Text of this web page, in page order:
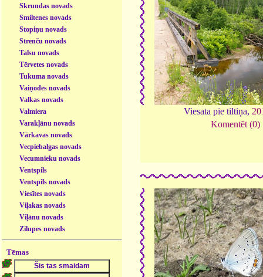
Skrundas novads
Smiltenes novads
Stopiņu novads
Strenču novads
Talsu novads
Tērvetes novads
Tukuma novads
Vaiņodes novads
Valkas novads
Valmiera
Varakļānu novads
Vārkavas novads
Vecpiebalgas novads
Vecumnieku novads
Ventspils
Ventspils novads
Viesītes novads
Viļakas novads
Viļānu novads
Zilupes novads
Tēmas
Viesata pie tiltiņa,
Komentēt (0)